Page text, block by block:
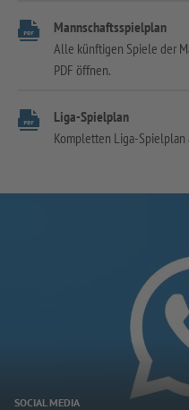
Mannschaftsspielplan
Alle künftigen Spiele der
PDF öffnen.
Liga-Spielplan
Kompletten Liga-Spielplan
SOCIAL MEDIA